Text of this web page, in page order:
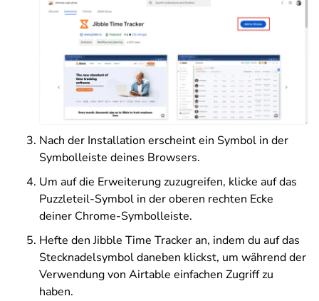
Nach der Installation erscheint ein Symbol in der
Symbolleiste deines Browsers.
Um auf die Erweiterung zuzugreifen, klicke auf das
Puzzleteil-Symbol in der oberen rechten Ecke
deiner Chrome-Symbolleiste.
Hefte den Jibble Time Tracker an, indem du auf das
Stecknadelsymbol daneben klickst, um während der
Verwendung von Airtable einfachen Zugriff zu
haben.